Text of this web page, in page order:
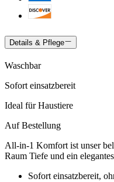
Details & Pflege
Waschbar
Sofort einsatzbereit
Ideal für Haustiere
Auf Bestellung
All-in-1 Komfort ist unser
Raum Tiefe und ein
Sofort einsatzbereit,